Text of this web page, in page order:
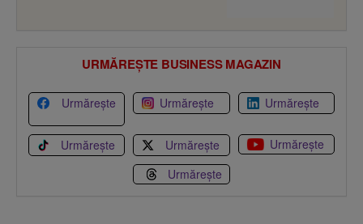
URMĂREȘTE BUSINESS MAGAZIN
Urmărește Urmărește Urmărește
Urmărește Urmărește
Urmărește
Urmărește